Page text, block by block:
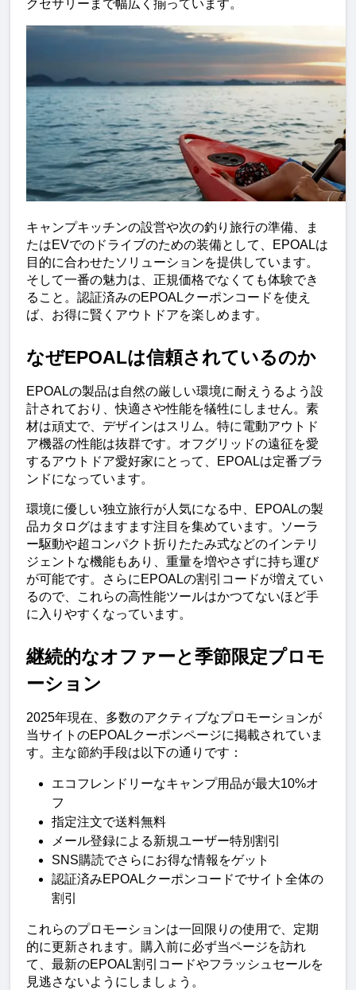
クセサリーまで幅広く揃っています。
キャンプキッチンの設営や次の釣り旅行の準備、ま
たはEVでのドライブのための装備として、EPOALは
目的に合わせたソリューションを提供しています。
そして一番の魅力は、正規価格でなくても体験でき
ること。認証済みのEPOALクーポンコードを使え
ば、お得に賢くアウトドアを楽しめます。
なぜEPOALは信頼されているのか
EPOALの製品は自然の厳しい環境に耐えうるよう設
計されており、快適さや性能を犠牲にしません。素
材は頑丈で、デザインはスリム。特に電動アウトド
ア機器の性能は抜群です。オフグリッドの遠征を愛
するアウトドア愛好家にとって、EPOALは定番ブラ
ンドになっています。
環境に優しい独立旅行が人気になる中、EPOALの製
品カタログはますます注目を集めています。ソーラ
ー駆動や超コンパクト折りたたみ式などのインテリ
ジェントな機能もあり、重量を増やさずに持ち運び
が可能です。さらにEPOALの割引コードが増えてい
るので、これらの高性能ツールはかつてないほど手
に入りやすくなっています。
継続的なオファーと季節限定プロモ
ーション
2025年現在、多数のアクティブなプロモーションが
当サイトのEPOALクーポンページに掲載されていま
す。主な節約手段は以下の通りです：
エコフレンドリーなキャンプ用品が最大10%オ
フ
指定注文で送料無料
メール登録による新規ユーザー特別割引
SNS購読でさらにお得な情報をゲット
認証済みEPOALクーポンコードでサイト全体の
割引
これらのプロモーションは一回限りの使用で、定期
的に更新されます。購入前に必ず当ページを訪れ
て、最新のEPOAL割引コードやフラッシュセールを
見逃さないようにしましょう。